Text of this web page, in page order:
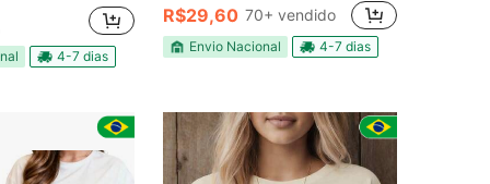
4-7 dias
R$29,60 70+ vendido
Envio Nacional 4-7 dias